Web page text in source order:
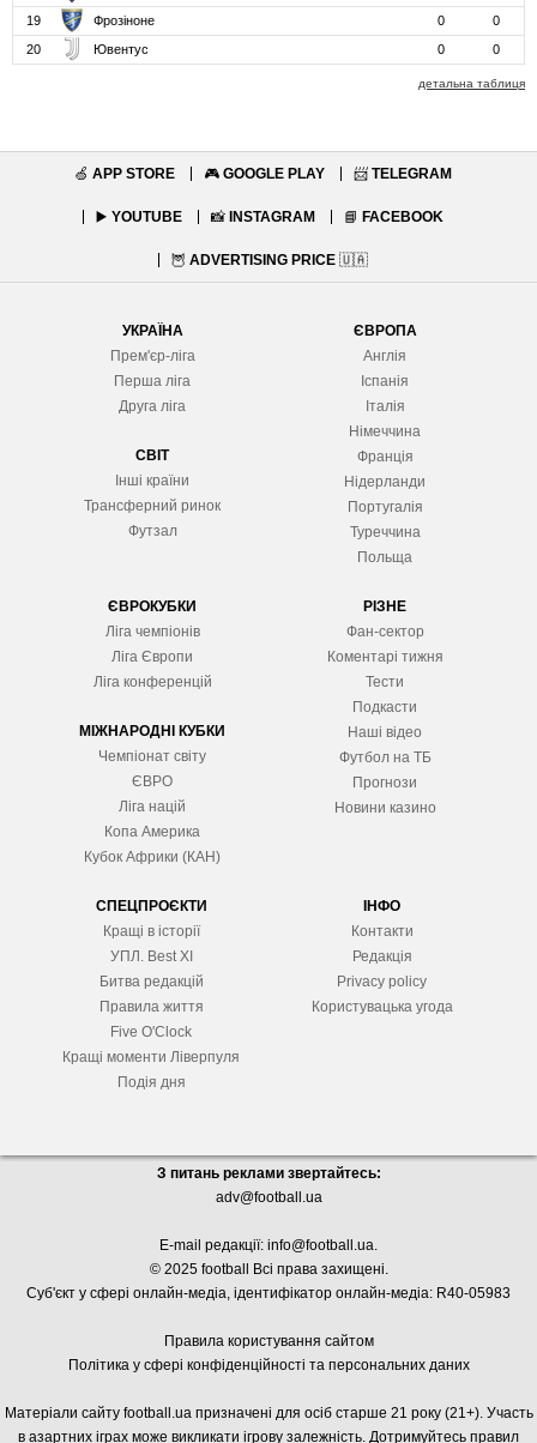
19
Фрозіноне 0
0
20
Ювентус 0 0
детальна таблиця
🍏 APP STORE 🎮 GOOGLE PLAY 📨 TELEGRAM
▶️ YOUTUBE 📸 INSTAGRAM 📘 FACEBOOK
🦉 ADVERTISING PRICE 🇺🇦
УКРАЇНА
Прем'єр-ліга
Перша ліга
Друга ліга
СВІТ
Інші країни
Трансферний ринок
Футзал
ЄВРОПА
Англія
Іспанія
Італія
Німеччина
Франція
Нідерланди
Португалія
Туреччина
Польща
ЄВРОКУБКИ
Ліга чемпіонів
Ліга Європи
Ліга конференцій
МІЖНАРОДНІ КУБКИ
Чемпіонат світу
ЄВРО
Ліга націй
Копа Америка
Кубок Африки (КАН)
РІЗНЕ
Фан-сектор
Коментарі тижня
Тести
Подкасти
Наші відео
Футбол на ТБ
Прогнози
Новини казино
СПЕЦПРОЄКТИ
Кращі в історії
УПЛ. Best XІ
Битва редакцій
Правила життя
Five O'Clock
Кращі моменти Ліверпуля
Подія дня
ІНФО
Контакти
Редакція
Privacy policy
Користувацька угода
З питань реклами звертайтесь:
adv@football.ua
E-mail редакції: info@football.ua.
© 2025 football Всі права захищені.
Суб'єкт у сфері онлайн-медіа, ідентифікатор онлайн-медіа: R40-05983
Правила користування сайтом
Політика у сфері конфіденційності та персональних даних
Матеріали сайту football.ua призначені для осіб старше 21 року (21+). Участь
в азартних іграх може викликати ігрову залежність. Дотримуйтесь правил